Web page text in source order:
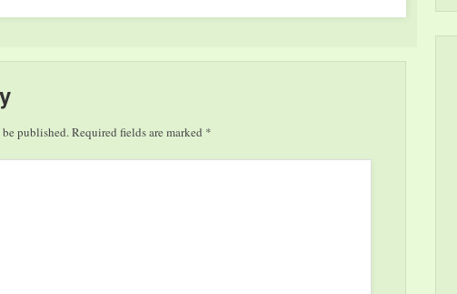
Farben, andhim und…
published.Required fields are marked *